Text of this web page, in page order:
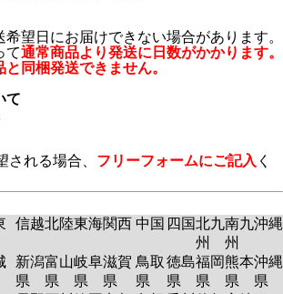
望日にお届けできない場合があります。
て通常商品より発送に日数がかかります。
と同梱発送できません。
て
れる場合、 フリーフォームにご記入 く
信越北陸東海関西 中国 四国北九
州
南九
州
沖縄
新潟
県
富山
県
岐阜
県
滋賀
県
鳥取
県
徳島
県
福岡
県
熊本
県
沖縄
県